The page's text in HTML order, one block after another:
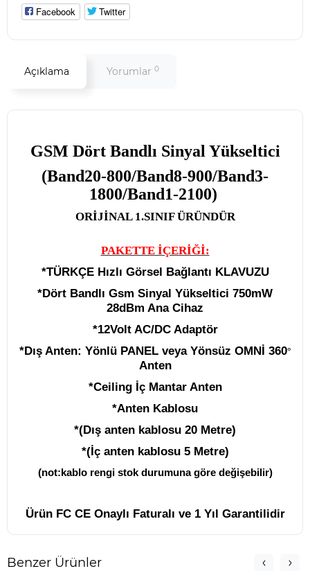
Facebook Twitter
Açıklama Yorumlar 0
GSM Dört Bandlı Sinyal Yükseltici
(Band20-800/Band8-900/Band3-
1800/Band1-2100)
ORİJİNAL1.SINIF ÜRÜNDÜR
PAKETTE İÇERİĞİ:
*TÜRKÇEHızlı Görsel Bağlantı KLAVUZU
*Dört Bandlı Gsm Sinyal Yükseltici 750mW
28dBm Ana Cihaz
*12Volt AC/DC Adaptör
*Dış Anten: Yönlü PANEL veya Yönsüz OMNİ 360°
Anten
*Ceiling İç Mantar Anten
*Anten Kablosu
*(Dış anten kablosu 20 Metre)
*(İç anten kablosu 5 Metre)
(not:kablo rengi stok durumuna göre değişebilir)
Ürün FC CE Onaylı Faturalı ve 1 Yıl Garantilidir
Benzer Ürünler